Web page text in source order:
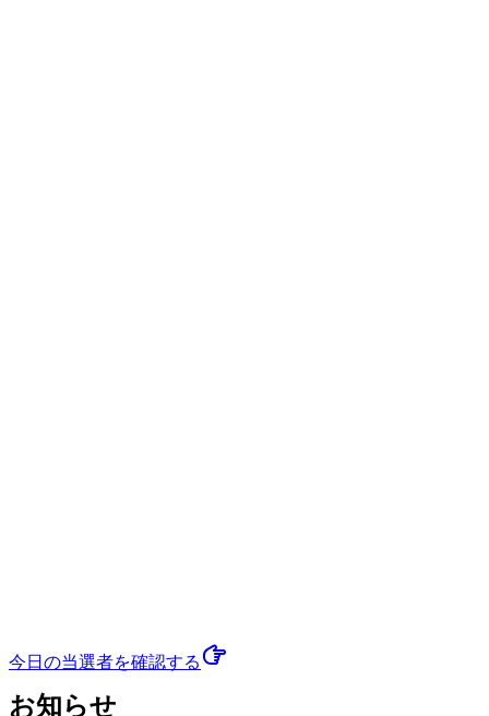
今日の当選者を確認する
お知らせ